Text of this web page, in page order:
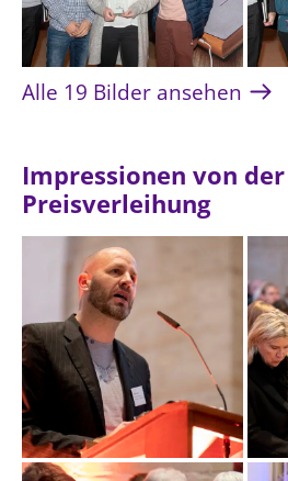
Alle 19 Bilder ansehen
Impressionen von der
Preisverleihung